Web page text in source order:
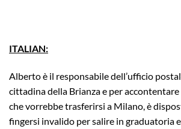
ITALIAN:
Alberto è il responsabile dell’ufficio
cittadina della Brianza e per accontentare
che vorrebbe trasferirsi a Milano, è
fingersi invalido per salire in graduatoria